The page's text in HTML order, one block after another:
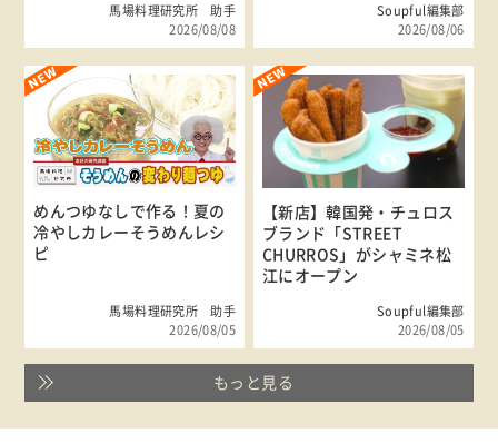
馬場料理研究所 助手
2026/08/08
Soupful編集部
2026/08/06
めんつゆなしで作る！夏の
冷やしカレーそうめんレシ
ピ
馬場料理研究所 助手
2026/08/05
【新店】韓国発・チュロス
ブランド「STREET
CHURROS」がシャミネ松
江にオープン
Soupful編集部
2026/08/05
もっと見る